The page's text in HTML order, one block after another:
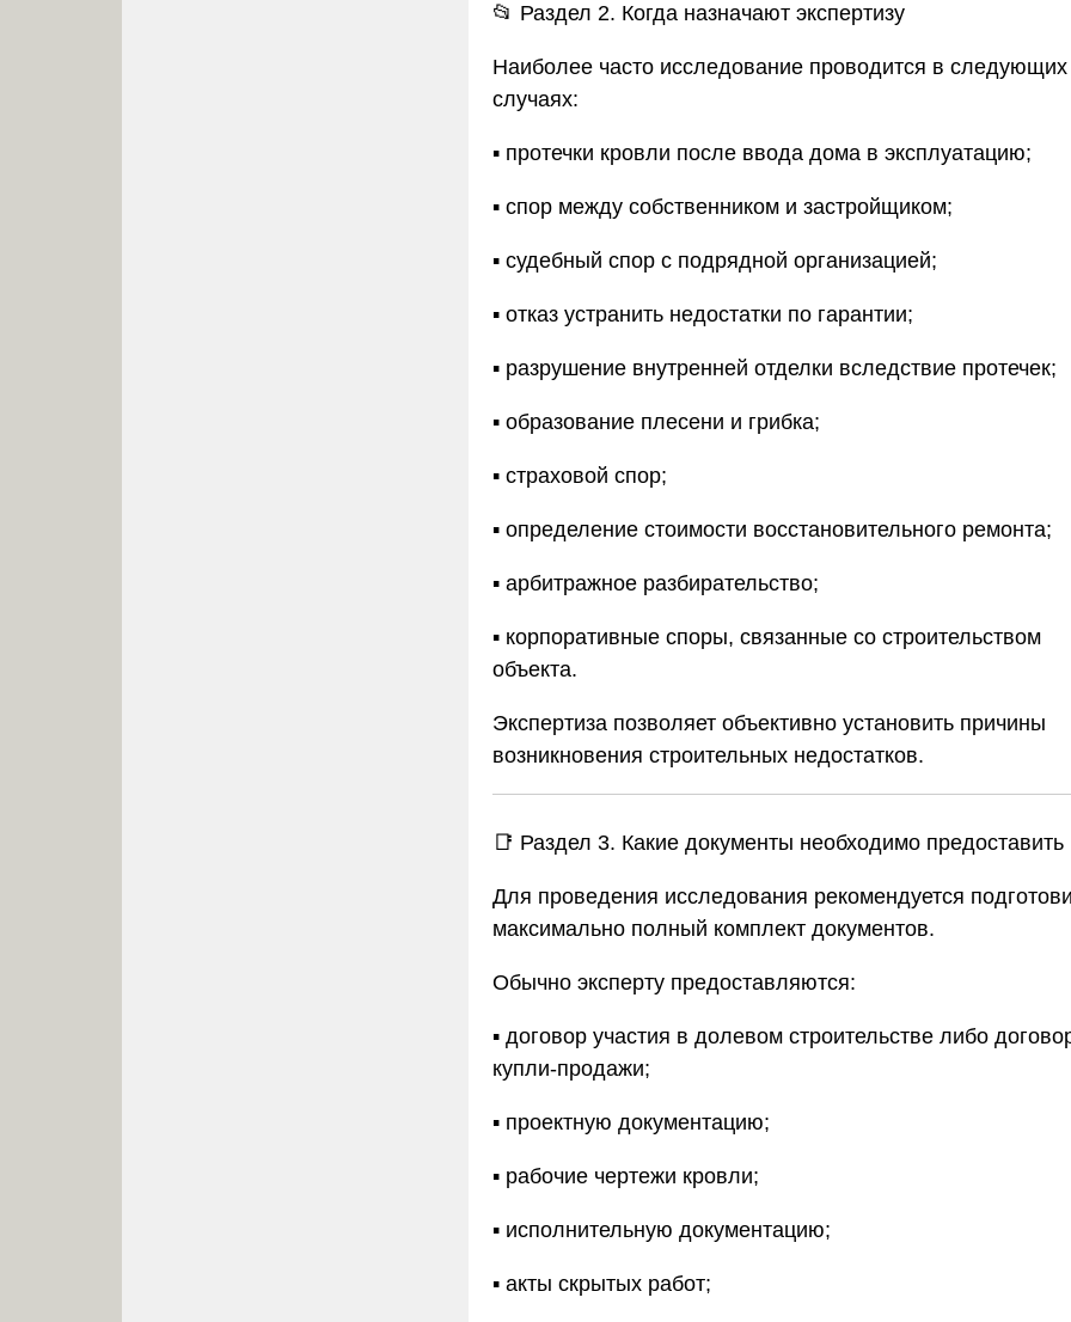
📂 Раздел 2. Когда назначают экспертизу
Наиболее часто исследование проводится в следующих
случаях:
▪️ протечки кровли после ввода дома в эксплуатацию;
▪️ спор между собственником и застройщиком;
▪️ судебный спор с подрядной организацией;
▪️ отказ устранить недостатки по гарантии;
▪️ разрушение внутренней отделки вследствие протечек;
▪️ образование плесени и грибка;
▪️ страховой спор;
▪️ определение стоимости восстановительного ремонта;
▪️ арбитражное разбирательство;
▪️ корпоративные споры, связанные со строительством
объекта.
Экспертиза позволяет объективно установить причины
возникновения строительных недостатков.
📑 Раздел 3. Какие документы необходимо предоставить
Для проведения исследования рекомендуется
максимально полный комплект документов.
Обычно эксперту предоставляются:
▪️ договор участия в долевом строительстве либо
купли-продажи;
▪️ проектную документацию;
▪️ рабочие чертежи кровли;
▪️ исполнительную документацию;
▪️ акты скрытых работ;